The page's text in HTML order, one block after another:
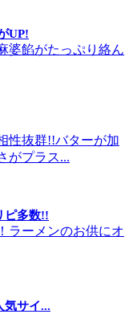
UP!
婆餡がたっぷり絡ん
性抜群!!バターが加
がプラス...
ピ多数!!
ラーメンのお供にオ
サイ...